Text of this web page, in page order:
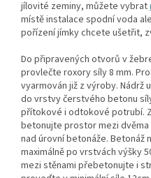
jílovité zeminy, můžete vybrat
místě instalace spodní voda
pořízení jímky chcete ušetřit,
Do připravených otvorů v
provlečte roxory síly 8 mm.
vyarmován již z výroby. Nádrž
do vrstvy čerstvého betonu
přítokové i odtokové potrubí.
betonujte prostor mezi dvěma
nad úrovní betonáže. Betonáž
maximálně po vrstvách výšky
mezi stěnami přebetonujte i